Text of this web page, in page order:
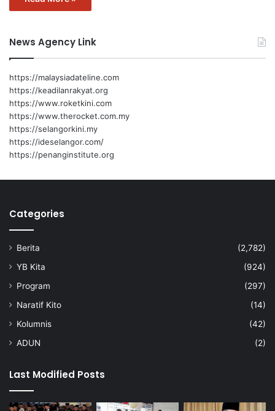
News Agency Link
https://malaysiadateline.com
https://keadilanrakyat.org
https://www.roketkini.com
https://www.therocket.com.my
https://selangorkini.my
https://ideselangor.com/
https://penanginstitute.org
Categories
Berita
(2,782)
YB Kita
(924)
Program
(297)
Naratif Kito
(14)
Kolumnis
(42)
ADUN
(2)
Last Modified Posts